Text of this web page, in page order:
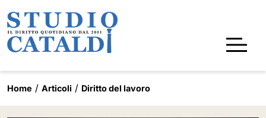
Home Articoli Diritto del lavoro